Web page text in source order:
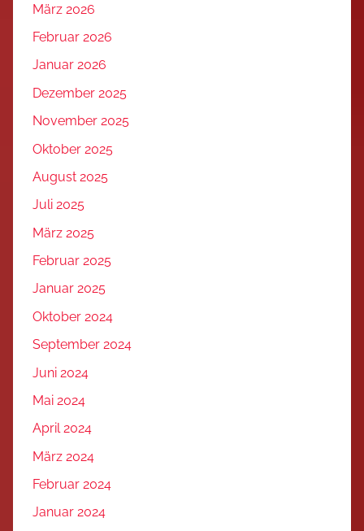
März 2026
Februar 2026
Januar 2026
Dezember 2025
November 2025
Oktober 2025
August 2025
Juli 2025
März 2025
Februar 2025
Januar 2025
Oktober 2024
September 2024
Juni 2024
Mai 2024
April 2024
März 2024
Februar 2024
Januar 2024